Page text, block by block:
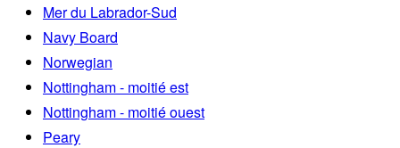
Mer du Labrador-Sud
Navy Board
Norwegian
Nottingham - moitié est
Nottingham - moitié ouest
Peary